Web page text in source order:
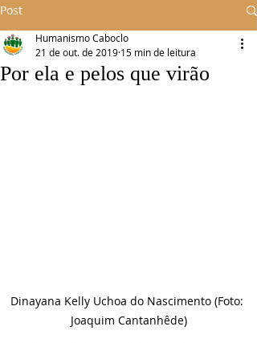
Post
Por ela e pelos que virão
Humanismo Caboclo
21 de out. de 2019 15 min de leitura
Dinayana Kelly Uchoa do Nascimento (Foto:
Joaquim Cantanhêde)